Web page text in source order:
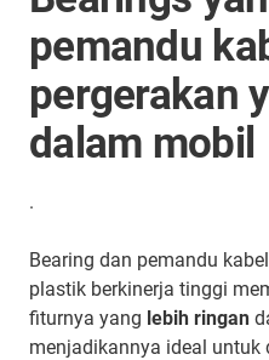
pemandu
pergerakan
dalam mobil
.
Bearing dan pemandu
plastik berkinerja tinggi
fiturnya yang lebih ringan
menjadikannya ideal untuk